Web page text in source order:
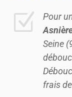
Z Pour
Seine
frais